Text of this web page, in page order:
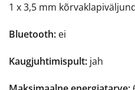
1 x 3,5 mm
Bluetooth: ei
Kaugjuhtimispult: jah